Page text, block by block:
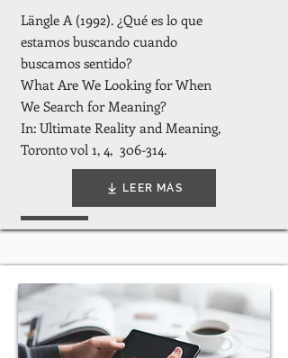
Längle A (1992). ¿Qué es lo que
estamos buscando cuando
buscamos sentido?
What Are We Looking for When
We Search for Meaning?
In: Ultimate Reality and Meaning,
Toronto vol 1, 4, 306-314.
LEER MÁS